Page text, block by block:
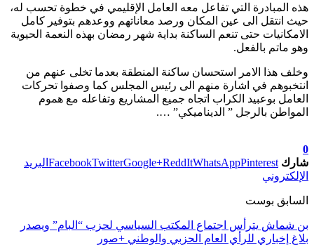
هذه المبادرة التي تفاعل معه العامل الإقليمي في خطوة تحسب له،
حيث انتقل الى عين المكان ورصد معاناتهم ووعدهم بتوفير كامل
الامكانيات حتى تنعم الساكنة بداية شهر رمضان بهذه النعمة الحيوية
وهو ماتم بالفعل.
وخلف هذا الامر استحسان ساكنة المنطقة بعدما تخلى عنهم من
انتخبوهم في اشارة منهم الى رئيس المجلس كما وصفوا تحركات
العامل بوعبيد الكراب اتجاه جميع المشاريع وتفاعله مع هموم
المواطن بالرجل ” الديناميكي” ….
0
شارك
FacebookTwitterGoogle+ReddItWhatsAppPinterest
البريد
الإلكتروني
السابق بوست
بن شماش يترأس اجتماع المكتب السياسي لحزب “البام” ويصدر
بلاغ إخباري للرأي العام الحزبي والوطني +صور